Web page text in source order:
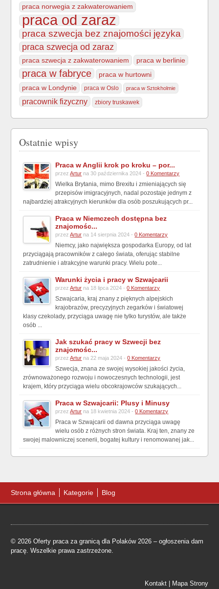
praca norwegia z zakwaterowaniem
praca od zaraz
praca szwecja bez znajomości języka
praca szwecja od zaraz
praca szwecja z zakwaterowaniem praca w berlinie
praca w fabryce
praca w hurtowni
praca w Londynie
praca w Oslo praca w Sztokholmie
pracownik fizyczny zbiory truskawek
Ostatnie wpisy
Praca w Anglii krok po kroku – por...
przezArtur na 30 października 2024 -0 Komentarzy
Wielka Brytania, mimo Brexitu i zmieniających się
przepisów imigracyjnych, nadal pozostaje jednym z
najbardziej atrakcyjnych kierunków dla osób poszukujących pr...
Praca w Niemczech dostępna bez
znajomośc...
przezArtur na 14 sierpnia 2024 -0 Komentarzy
Niemcy, jako największa gospodarka Europy, od lat
przyciągają pracowników z całego świata, oferując stabilne
zatrudnienie i atrakcyjne warunki pracy. Wielu pote...
Warunki życia i pracy w Szwajcarii
przezArtur na 18 lipca 2024 -0 Komentarzy
Szwajcaria, kraj znany z pięknych alpejskich
krajobrazów, precyzyjnych zegarków i światowej
klasy czekolady, przyciąga uwagę nie tylko turystów, ale także
osób ...
Jak szukać pracy w Szwecji bez
znajomośc...
przezArtur na 22 maja 2024 -0 Komentarzy
Szwecja, znana ze swojej wysokiej jakości życia,
zrównoważonego rozwoju i nowoczesnych technologii, jest
krajem, który przyciąga wielu obcokrajowców szukających...
Praca w Szwajcarii: Plusy i Minusy
przezArtur na 18 kwietnia 2024 -0 Komentarzy
Praca w Szwajcarii od dawna przyciąga uwagę
wielu osób z różnych stron świata. Kraj ten, znany ze
swojej malowniczej scenerii, bogatej kultury i renomowanej jak...
Strona główna Kategorie Blog
© 2026 Oferty praca za granicą dla Polaków 2026 – ogłoszenia dam
pracę. Wszelkie prawa zastrzeżone.
Kontakt| Mapa Strony